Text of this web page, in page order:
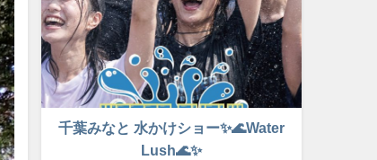
千葉みなと 水かけショー✨🌊Water
Lush🌊✨